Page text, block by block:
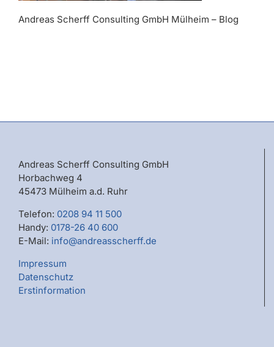
Andreas Scherff Consulting GmbH Mülheim – Blog
Andreas Scherff Consulting GmbH
Horbachweg 4
45473 Mülheim a.d. Ruhr
Telefon: 0208 94 11 500
Handy: 0178-26 40 600
E-Mail: info@andreasscherff.de
Impressum
Datenschutz
Erstinformation